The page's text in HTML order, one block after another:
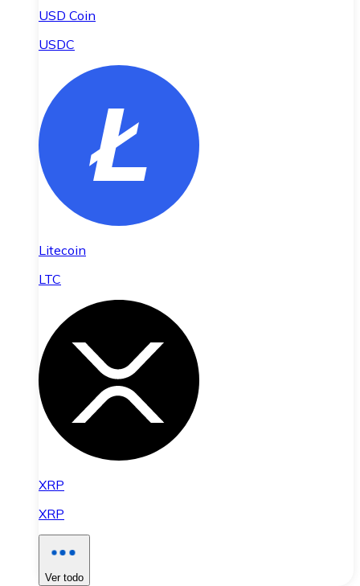
USD Coin
USDC
Litecoin
LTC
XRP
XRP
Ver todo